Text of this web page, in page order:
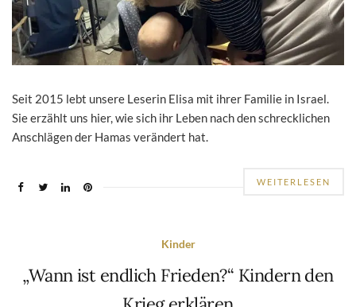
Seit 2015 lebt unsere Leserin Elisa mit ihrer Familie in Israel.
Sie erzählt uns hier, wie sich ihr Leben nach den schrecklichen
Anschlägen der Hamas verändert hat.
WEITERLESEN
Kinder
„Wann ist endlich Frieden?“ Kindern den